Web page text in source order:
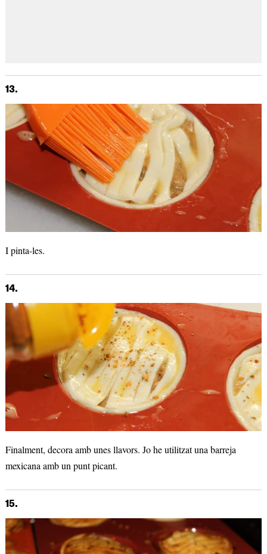
13.
I pinta-les.
14.
Finalment, decora amb unes llavors. Jo he utilitzat una barreja
mexicana amb un punt picant.
15.